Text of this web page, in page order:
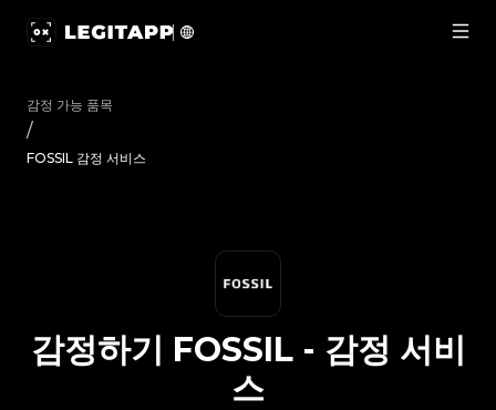
감정 가능 품목
/
FOSSIL 감정 서비스
감정하기 FOSSIL- 감정 서비
스